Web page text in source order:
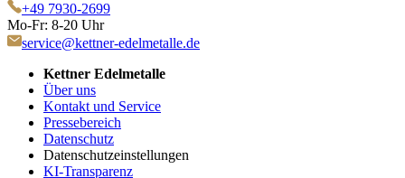
+49 7930-2699
Mo-Fr: 8-20 Uhr
service@kettner-edelmetalle.de
Kettner Edelmetalle
Über uns
Kontakt und Service
Pressebereich
Datenschutz
Datenschutzeinstellungen
KI-Transparenz